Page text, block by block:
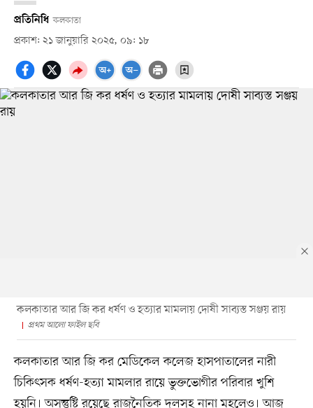
প্রতিনিধি কলকাতা
প্রকাশ: ২১ জানুয়ারি ২০২৫, ০৯: ১৮
কলকাতার আর জি কর ধর্ষণ ও হত্যার মামলায় দোষী সাব্যস্ত সঞ্জয় রায়
প্রথম আলো ফাইল ছবি
কলকাতার আর জি কর মেডিকেল কলেজ হাসপাতালের নারী
চিকিৎসক ধর্ষণ-হত্যা মামলার রায়ে ভুক্তভোগীর পরিবার খুশি
হয়নি। অসন্তুষ্টি রয়েছে রাজনৈতিক দলসহ নানা মহলেও। আজ